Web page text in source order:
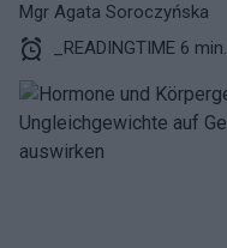
Mgr Agata Soroczyńska
_READINGTIME 6 min.